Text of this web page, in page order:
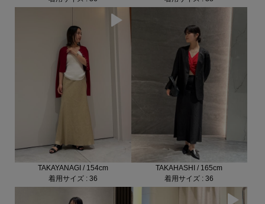
TAKAYANAGI / 154cm
着用サイズ : 36
TAKAHASHI / 165cm
着用サイズ : 36